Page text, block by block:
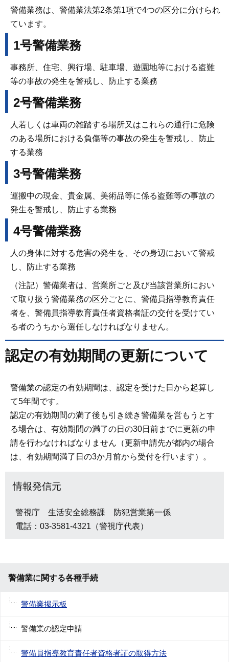
警備業務は、警備業法第2条第1項で4つの区分に分けられ
ています。
1号警備業務
事務所、住宅、興行場、駐車場、遊園地等における盗難
等の事故の発生を警戒し、防止する業務
2号警備業務
人若しくは車両の雑踏する場所又はこれらの通行に危険
のある場所における負傷等の事故の発生を警戒し、防止
する業務
3号警備業務
運搬中の現金、貴金属、美術品等に係る盗難等の事故の
発生を警戒し、防止する業務
4号警備業務
人の身体に対する危害の発生を、その身辺において警戒
し、防止する業務
（注記）警備業者は、営業所ごと及び当該営業所におい
て取り扱う警備業務の区分ごとに、警備員指導教育責任
者を、警備員指導教育責任者資格者証の交付を受けてい
る者のうちから選任しなければなりません。
認定の有効期間の更新について
警備業の認定の有効期間は、認定を受けた日から起算し
て5年間です。
認定の有効期間の満了後も引き続き警備業を営もうとす
る場合は、有効期間の満了の日の30日前までに更新の申
請を行わなければなりません（更新申請先が都内の場合
は、有効期間満了日の3か月前から受付を行います）。
情報発信元
警視庁 生活安全総務課 防犯営業第一係
電話：03-3581-4321（警視庁代表）
警備業に関する各種手続
警備業掲示板
警備業の認定申請
警備員指導教育責任者資格者証の取得方法